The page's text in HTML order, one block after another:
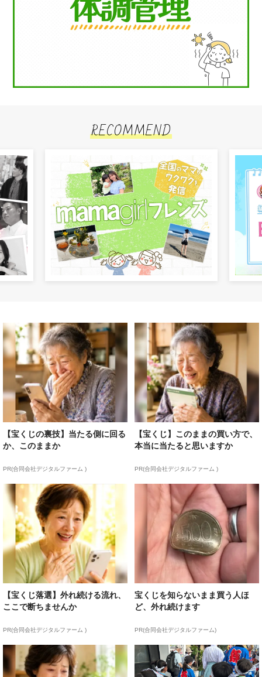
RECOMMEND
【宝くじの裏技】当たる側に回る
か、このままか
PR(合同会社デジタルファーム )
【宝くじ】このままの買い方で、
本当に当たると思いますか
PR(合同会社デジタルファーム )
【宝くじ落選】外れ続ける流れ、
ここで断ちませんか
PR(合同会社デジタルファーム )
宝くじを知らないまま買う人ほ
ど、外れ続けます
PR(合同会社デジタルファーム)